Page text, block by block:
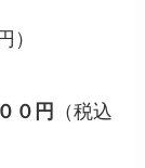
）
０円
（税込